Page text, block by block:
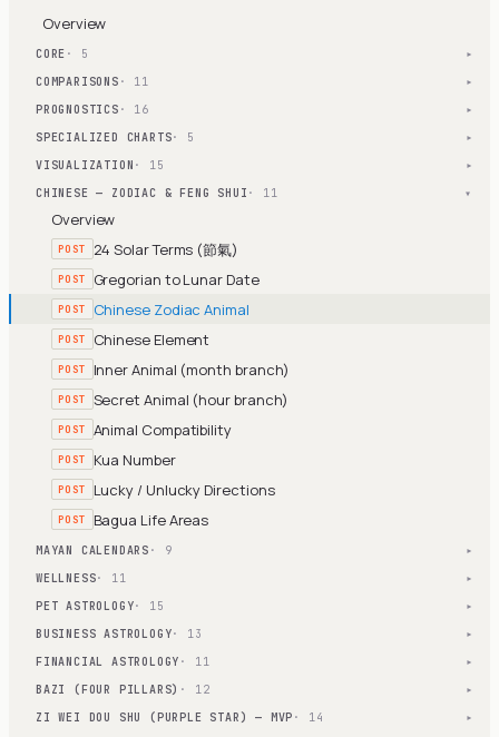
Overview
CORE · 5 ▾
COMPARISONS · 11 ▾
PROGNOSTICS · 16 ▾
SPECIALIZED CHARTS· 5 ▾
VISUALIZATION · 15 ▾
CHINESE — ZODIAC & FENG SHUI · 11 ▾
Overview
POST 24 Solar Terms (節氣)
POST Gregorian to Lunar Date
POST Chinese Zodiac Animal
POST Chinese Element
POST Inner Animal (month branch)
POST Secret Animal (hour branch)
POST Animal Compatibility
POST Kua Number
POST Lucky / Unlucky Directions
POST Bagua Life Areas
MAYAN CALENDARS · 9 ▾
WELLNESS· 11 ▾
PET ASTROLOGY· 15 ▾
BUSINESS ASTROLOGY· 13 ▾
FINANCIAL ASTROLOGY · 11 ▾
BAZI (FOUR PILLARS) · 12 ▾
ZI WEI DOU SHU (PURPLE STAR) — MVP · 14 ▾